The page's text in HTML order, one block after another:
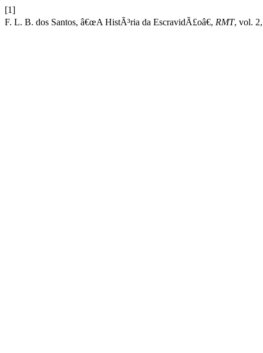
[1]
F. L. B. dos Santos, â€œA HistÃ³ria da EscravidÃ£oâ€, RMT, vol.